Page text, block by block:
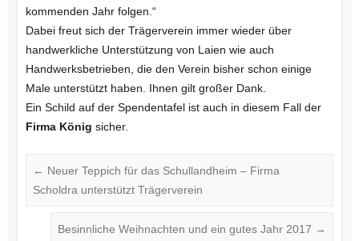
kommenden Jahr folgen.“
Dabei freut sich der Trägerverein immer wieder über
handwerkliche Unterstützung von Laien wie auch
Handwerksbetrieben, die den Verein bisher schon einige
Male unterstützt haben. Ihnen gilt großer Dank.
Ein Schild auf der Spendentafel ist auch in diesem Fall der
Firma König sicher.
← Neuer Teppich für das Schullandheim – Firma
Scholdra unterstützt Trägerverein
Besinnliche Weihnachten und ein gutes Jahr 2017 →